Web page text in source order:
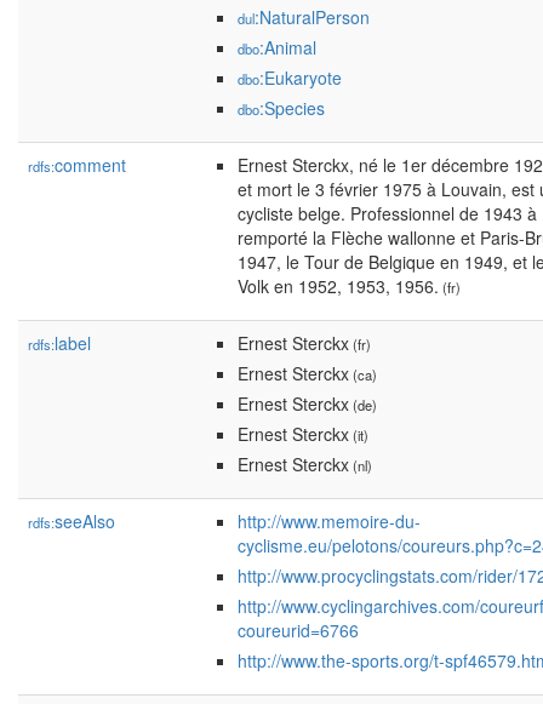
dul:NaturalPerson
dbo:Animal
dbo:Eukaryote
dbo:Species
rdfs:comment
Ernest Sterckx, né le 1er décembre
et mort le 3 février 1975 à Louvain, est
cycliste belge. Professionnel de 1943 à
remporté la Flèche wallonne et Paris-
1947, le Tour de Belgique en 1949, et
Volk en 1952, 1953, 1956. (fr)
rdfs:label Ernest Sterckx(fr)
Ernest Sterckx(ca)
Ernest Sterckx(de)
Ernest Sterckx(it)
Ernest Sterckx(nl)
rdfs:seeAlso
http://www.memoire-du-
cyclisme.eu/pelotons/
http://www.procyclingstats.com/rider/
http://www.cyclingarchives.com/
coureurid=6766
http://www.the-sports.org/t-